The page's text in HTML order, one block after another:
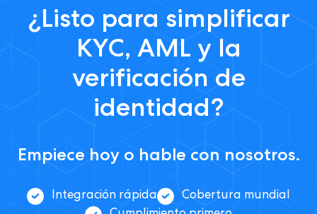
¿Listo para simplificar
KYC, AML y la
verificación de
identidad?
Empiece hoy o hable con nosotros.
Integración rápida
Cobertura mundial